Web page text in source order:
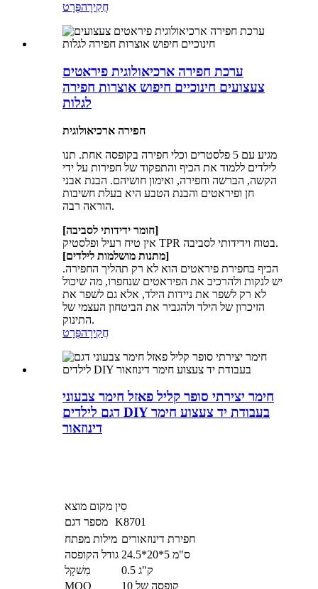
חֲקִירָהפְּרָט
ערכת חפירה ארכיאולוגית פיראטים
צעצועים חינוכיים חיפוש אוצרות חפירה
לגלות
חפירה ארכיאולוגית
מגיע עם 5 פלסטרים וכלי חפירה בקופסה אחת. תנו
לילדים ללמוד את הכיף והתפקוד של חפירות על ידי
הקשה, הברשה וחפירה, ואימון חושיהם. הבנת אבני
חן ופיראטים והבנת הטבע היא בעלת חשיבות
הוראה רבה.
[חומר ידידותי לסביבה]
אין טיח רעיל ופלסטיק TPR בטוח וידידותי לסביבה.
[מתנות מושלמות לילדים]
הכיף בחפירת פיראטים הוא לא רק תהליך החפירה.
יש לנקות ולהרכיב את הפיראטים שנחפרו, מה שיכול
לא רק לשפר את ניידות הילד, אלא גם לשפר את
הזיכרון של הילד ולהגביר את הביטחון העצמי של
התינוק.
חֲקִירָהפְּרָט
חימר יצירתי סופר קליל פאזל חימר צבעוני
דגם לילדים DIY בעבודת יד צעצוע חימר
דינוזאור
מקום מוצא סִין
מספר דגם K8701
מילות מפתח חפירת דינוזאורים
גודל הקופסה
24.5*20*5 ס"מ
מִשׁקָל
0.5 ק"ג
MOQ
קופסה של 10